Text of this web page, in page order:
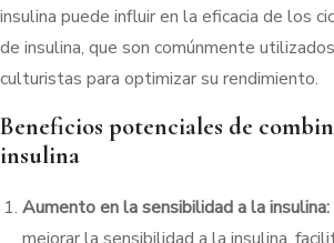
insulina puede influir en la eficacia de los
de insulina, que son comúnmente
culturistas para optimizar su rendimiento.
Beneficios potenciales de
insulina
Aumento en la sensibilidad a la insulina: